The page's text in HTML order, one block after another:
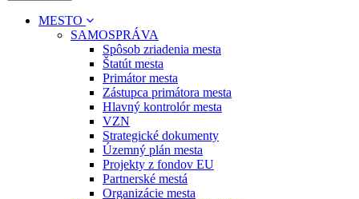
MESTO
SAMOSPRÁVA
Spôsob zriadenia mesta
Štatút mesta
Primátor mesta
Zástupca primátora mesta
Hlavný kontrolór mesta
VZN
Strategické dokumenty
Územný plán mesta
Projekty z fondov EU
Partnerské mestá
Organizácie mesta